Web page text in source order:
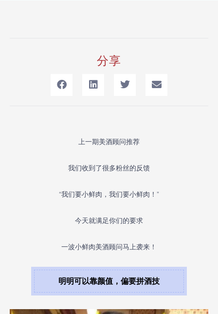
分享
上一期美酒顾问推荐
我们收到了很多粉丝的反馈
“我们要小鲜肉，我们要小鲜肉！”
今天就满足你们的要求
一波小鲜肉美酒顾问马上袭来！
明明可以靠颜值，偏要拼酒技